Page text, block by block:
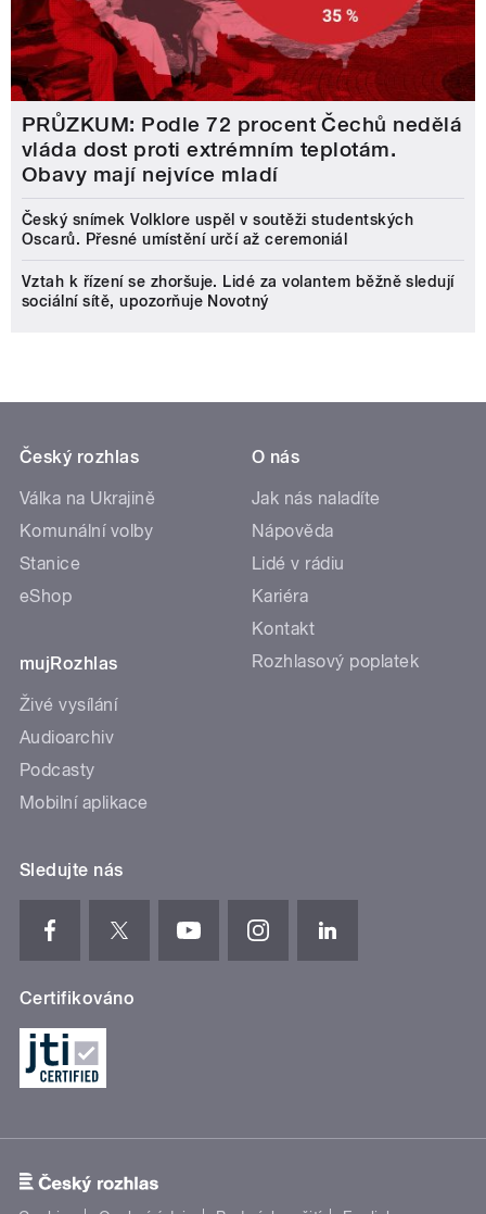
PRŮZKUM: Podle 72 procent Čechů nedělá
vláda dost proti extrémním teplotám.
Obavy mají nejvíce mladí
Český snímek Volklore uspěl v soutěži studentských
Oscarů. Přesné umístění určí až ceremoniál
Vztah k řízení se zhoršuje. Lidé za volantem běžně sledují
sociální sítě, upozorňuje Novotný
Český rozhlas
Válka na Ukrajině
Komunální volby
Stanice
eShop
mujRozhlas
Živé vysílání
Audioarchiv
Podcasty
Mobilní aplikace
O nás
Jak nás naladíte
Nápověda
Lidé v rádiu
Kariéra
Kontakt
Rozhlasový poplatek
Sledujte nás
Certifikováno